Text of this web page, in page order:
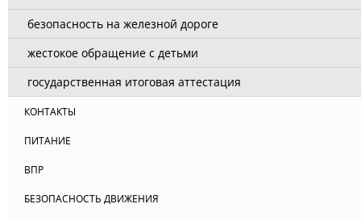
безопасность на железной дороге
жестокое обращение с детьми
государственная итоговая аттестация
КОНТАКТЫ
ПИТАНИЕ
ВПР
БЕЗОПАСНОСТЬ ДВИЖЕНИЯ